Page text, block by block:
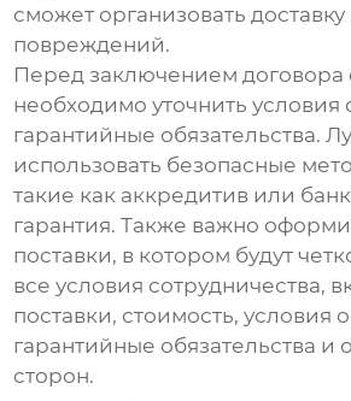
сможет организовать
повреждений.
Перед заключением договора
необходимо уточнить условия
гарантийные обязательства.
использовать безопасные
такие как аккредитив или
гарантия. Также важно
поставки, в котором будут
все условия сотрудничества,
поставки, стоимость, условия
гарантийные обязательства и
сторон.